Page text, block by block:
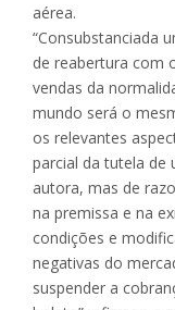
aérea.
“Consubstanciada
de reabertura com
vendas da
mundo será o
os relevantes
parcial da tutela de
autora, mas de
na premissa e na
condições e
negativas do
suspender a